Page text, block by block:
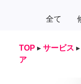
全て
TOP ▸ サービス ▸
ア